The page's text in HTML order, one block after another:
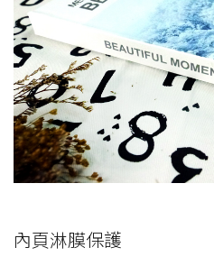
內頁淋膜保護